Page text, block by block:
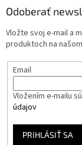
Odoberať
Vložte svoj e-mail a
produktoch na
Email
Vložením e-mailu
údajov
PRIHLÁSIŤ SA